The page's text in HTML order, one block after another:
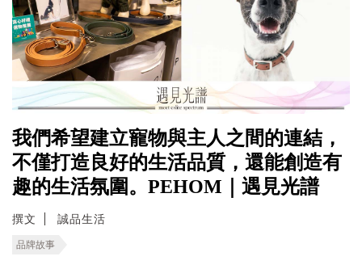
我們希望建立寵物與主人之間的連結，
不僅打造良好的生活品質，還能創造有
趣的生活氛圍。PEHOM｜遇見光譜
撰文 誠品生活
品牌故事